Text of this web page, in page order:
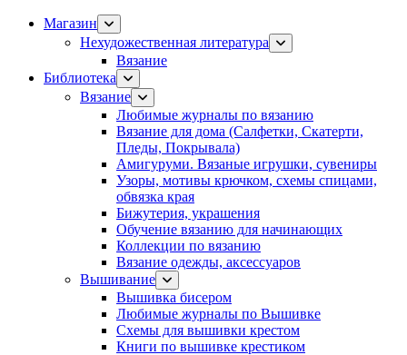
Магазин
Нехудожественная литература
Вязание
Библиотека
Вязание
Любимые журналы по вязанию
Вязание для дома (Салфетки, Скатерти,
Пледы, Покрывала)
Амигуруми. Вязаные игрушки, сувениры
Узоры, мотивы крючком, схемы спицами,
обвязка края
Бижутерия, украшения
Обучение вязанию для начинающих
Коллекции по вязанию
Вязание одежды, аксессуаров
Вышивание
Вышивка бисером
Любимые журналы по Вышивке
Схемы для вышивки крестом
Книги по вышивке крестиком